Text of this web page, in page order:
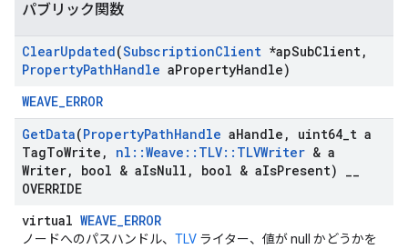
パブリック関数
ClearUpdated(SubscriptionClient *apSubClient,
PropertyPathHandle aPropertyHandle)
WEAVE_ERROR
GetData(PropertyPathHandle aHandle , uint64 t a
TagToWrite , nl ::Weave :: TLV:: TLVWriter & a
Writer, bool & aIsNull , bool & aIsPresent)
OVERRIDE
virtual WEAVE_ERROR
ノードへのパスハンドル、 TLV ライター、値が null かどうかを